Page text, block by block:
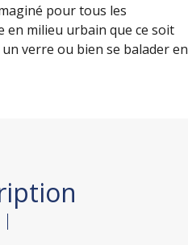
pour tous les
en milieu urbain que ce soit
verre ou bien se balader en